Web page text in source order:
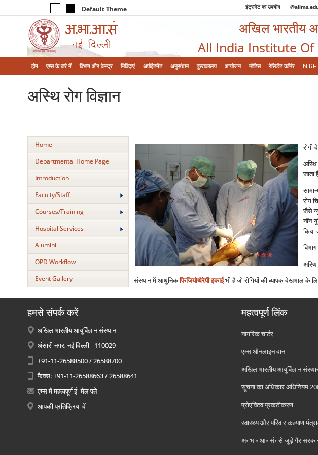
Default Theme इंट्रानेट का उपयोग
अखिल भारतीय
All India Institute Of
होम एम्‍स के बारे में विभाग और केन्‍द्र निविदाएं अपॉइंटमेंट अनुसंधान पुस्तकालय आयोजन नोटिस रेसिडेंट कॉर्नर NIRF
अस्थि रोग विज्ञान
Home
Departmental Home Page
Introduction
Faculty/Staff
Courses/Training
Hospital Services
Alumini
OPD Workflow
Event Gallery
रोगी
अस्थि
जाता
रोग
जैसे
नॉन
किया
अस्थि
संस्थान में आधुनिकफिजियोथैरेपी इकाईभी है जो रोगियों की व्‍यापक देखभाल के
हमसे संपर्क करें
अखिल भारतीय आयुर्विज्ञान संस्थान
अंसारी नगर, नई दिल्ली - 110029
+91-11-26588500 / 26588700
फैक्स: +91-11-26588663 / 26588641
एम्स में महत्वपूर्ण ई -मेल पते
आपकी प्रतिक्रिया दें
महत्वपूर्ण लिंक
नागरिक चार्टर
एम्स ऑनलाइन दान
अखिल भारतीय आयुर्विज्ञान
सूचना का अधिकार अधिनियम
प्रोएक्टिव प्रकटीकरण
स्वास्थ्य और परिवार कल्याण
अ॰ भा॰ आ॰ सं॰ से जुड़े गैर